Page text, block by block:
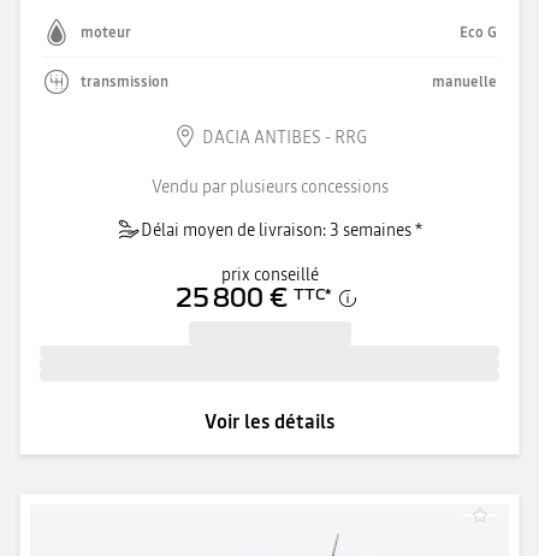
moteur Eco G
transmission manuelle
DACIA ANTIBES - RRG
Vendu par plusieurs concessions
Délai moyen de livraison: 3 semaines *
prix conseillé
25 800 € TTC*
Voir les détails